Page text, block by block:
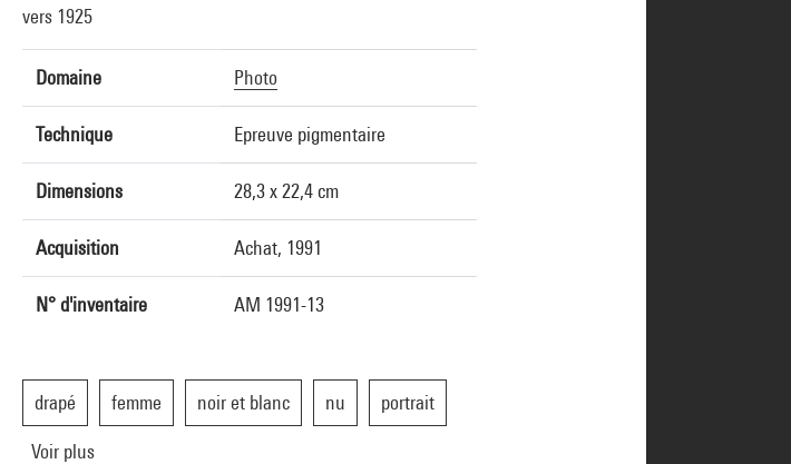
vers 1925
Domaine Photo
Technique Epreuve pigmentaire
Dimensions 28,3 x 22,4 cm
Acquisition Achat, 1991
N° d'inventaire AM 1991-13
drapé femme noir et blanc nu portrait
Voir plus